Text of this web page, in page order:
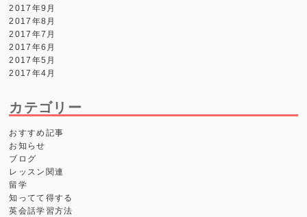
2017年9月
2017年8月
2017年7月
2017年6月
2017年5月
2017年4月
カテゴリー
おすすめ記事
お知らせ
ブログ
レッスン関連
留学
知ってて得する
英会話学習方法